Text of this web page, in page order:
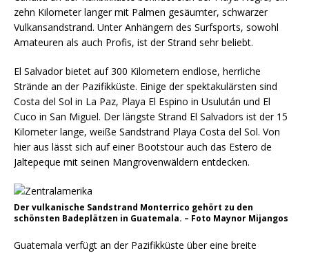
zehn Kilometer langer mit Palmen gesäumter, schwarzer
Vulkansandstrand. Unter Anhängern des Surfsports, sowohl
Amateuren als auch Profis, ist der Strand sehr beliebt.
El Salvador bietet auf 300 Kilometern endlose, herrliche
Strände an der Pazifikküste. Einige der spektakulärsten sind
Costa del Sol in La Paz, Playa El Espino in Usulután und El
Cuco in San Miguel. Der längste Strand El Salvadors ist der 15
Kilometer lange, weiße Sandstrand Playa Costa del Sol. Von
hier aus lässt sich auf einer Bootstour auch das Estero de
Jaltepeque mit seinen Mangrovenwäldern entdecken.
Der vulkanische Sandstrand Monterrico gehört zu den
schönsten Badeplätzen in Guatemala. – Foto Maynor Mijangos
Guatemala verfügt an der Pazifikküste über eine breite